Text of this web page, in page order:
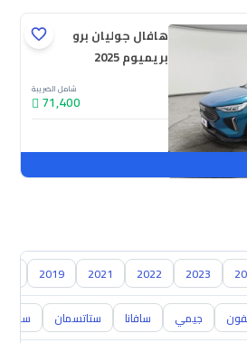
هافال جوليان برو
بريميوم 2025
شامل الضريبة
71,400
2023
2022
2021
2019
جيمي سافانا ستاتسمان